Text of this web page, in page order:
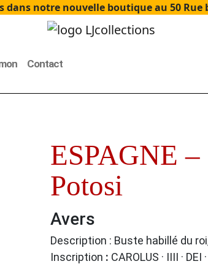
dans notre nouvelle boutique au 50 Rue
Contact
ESPAGNE –
Potosi
Avers
Description : Buste habillé du
Inscription : CAROLUS · IIII · DEI